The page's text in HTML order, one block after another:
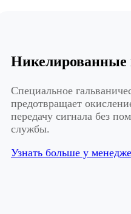
Никелированные
Специальное
предотвращает
передачу сигнала без
службы.
Узнать больше у